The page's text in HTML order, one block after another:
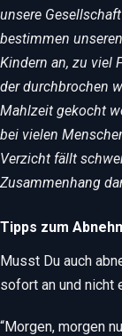
unsere
bestimmen
Kindern an, zu viel
der durchbrochen
Mahlzeit gekocht
bei vielen
Verzicht fällt
Zusammenhang
Tipps zum
Musst Du auch
sofort an und nicht
“Morgen, morgen